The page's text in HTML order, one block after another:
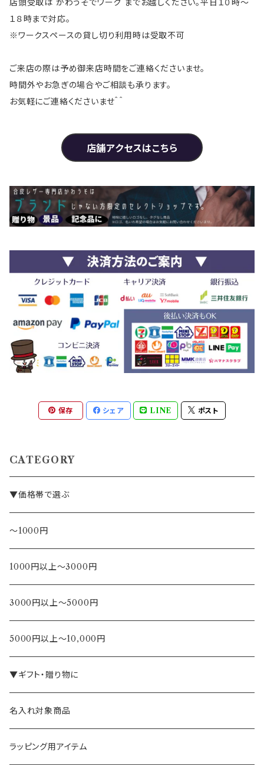
店頭受取は かわうそでワーク までお越しください。平日１０時～
１８時まで対応。
※ワークスペースの貸し切り利用時は受取不可
ご来店の際は予め御来店時間をご連絡くださいませ。
時間外やお急ぎの場合やご相談も承ります。
お気軽にご連絡くださいませ＾＾
店舗アクセスはこちら
保存 シェア LINE ポスト
CATEGORY
▼価格帯で選ぶ
～1000円
1000円以上～3000円
3000円以上～5000円
5000円以上～10,000円
▼ギフト・贈り物に
名入れ対象商品
ラッピング用アイテム